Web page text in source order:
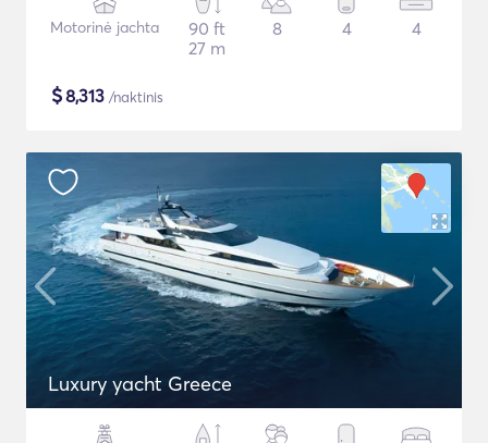
Motorinė jachta
90 ft
27 m
8 4 4
$8,313 /naktinis
Luxury yacht Greece